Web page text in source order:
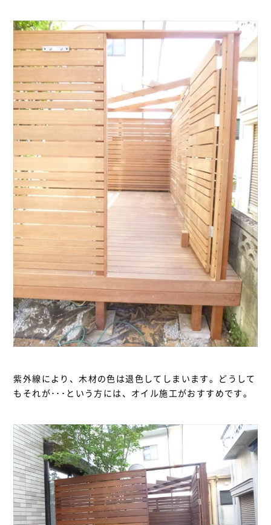
紫外線により、木材の色は退色してしまいます。どうして
もそれが･･･という方には、オイル施工がおすすめです。